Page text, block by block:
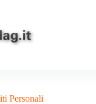
Personali